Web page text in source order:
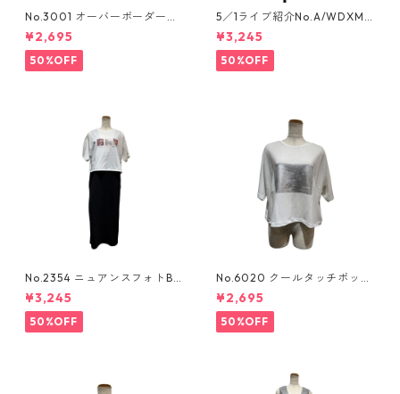
No.3001 オーバーボーダーカ
ットソー
¥2,695
50%OFF
5／1ライブ紹介No.A/WDXM-
777 シアーリブ編みニットカー
ディガン
¥3,245
50%OFF
No.2354 ニュアンスフォトBO
Xtee
¥3,245
50%OFF
No.6020 クールタッチボック
スロゴtee
¥2,695
50%OFF